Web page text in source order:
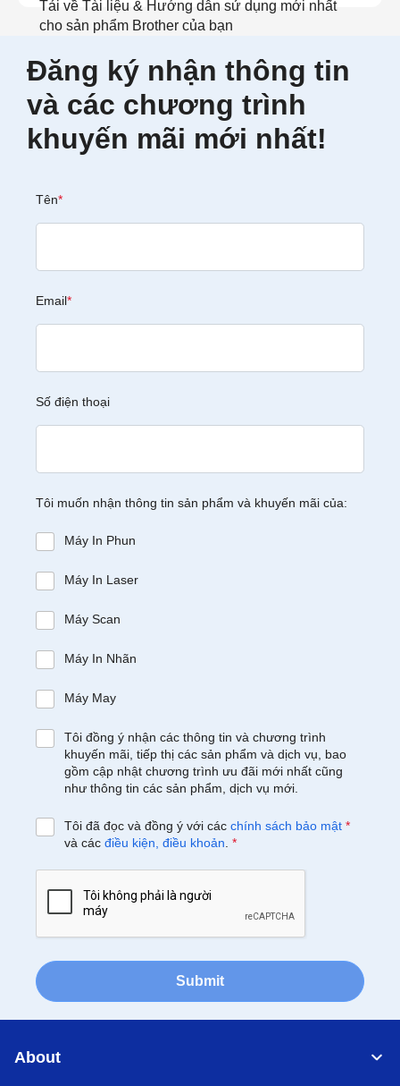
Tải về Tài liệu & Hướng dẫn sử dụng mới nhất
cho sản phẩm Brother của bạn
Xem tài liệu
Đăng ký nhận thông tin
và các chương trình
khuyến mãi mới nhất!
Tên*
Email*
Số điện thoại
Tôi muốn nhận thông tin sản phẩm và khuyến mãi của:
Máy In Phun
Máy In Laser
Máy Scan
Máy In Nhãn
Máy May
Tôi đồng ý nhận các thông tin và chương trình
khuyến mãi, tiếp thị các sản phẩm và dịch vụ, bao
gồm cập nhật chương trình ưu đãi mới nhất cũng
như thông tin các sản phẩm, dịch vụ mới.
Tôi đã đọc và đồng ý với các chính sách bảo mật *
và các điều kiện, điều khoản *
Submit
About